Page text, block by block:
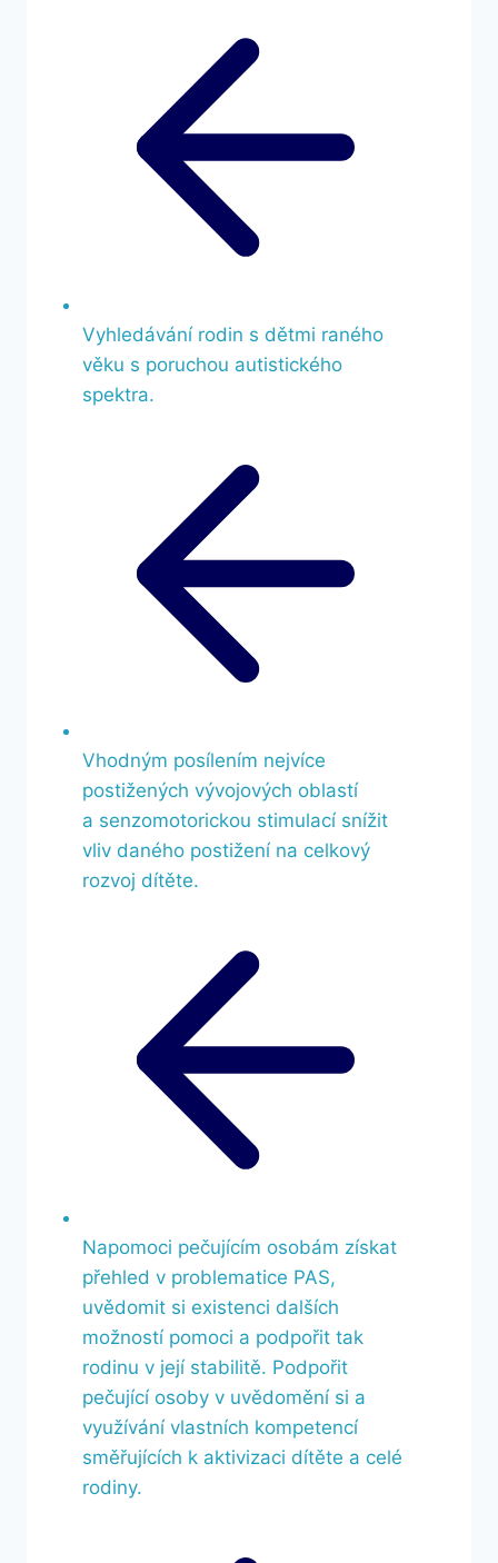
Vyhledávání rodin s dětmi raného
věku s poruchou autistického
spektra.
Vhodným posílením nejvíce
postižených vývojových oblastí
a senzomotorickou stimulací snížit
vliv daného postižení na celkový
rozvoj dítěte.
Napomoci pečujícím osobám získat
přehled v problematice PAS,
uvědomit si existenci dalších
možností pomoci a podpořit tak
rodinu v její stabilitě. Podpořit
pečující osoby v uvědomění si a
využívání vlastních kompetencí
směřujících k aktivizaci dítěte a celé
rodiny.